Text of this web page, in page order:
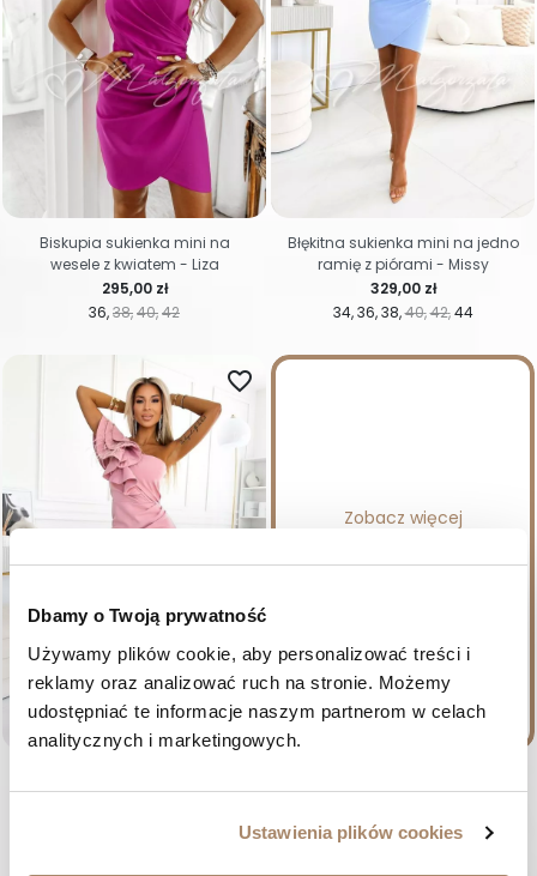
Dbamy o Twoją prywatność
Używamy plików cookie, aby personalizować treści i
reklamy oraz analizować ruch na stronie. Możemy
udostępniać te informacje naszym partnerom w celach
analitycznych i marketingowych.
Ustawienia plików cookies
36 38 40 42
Cena
295,00 zł
Biskupia sukienka mini na
wesele z kwiatem - Liza
34 36 38 40 42 44
Cena
329,00 zł
Błękitna sukienka mini na jedno
ramię z piórami - Missy
favorite_border
ramię z piórami - Missy
Zobacz więcej